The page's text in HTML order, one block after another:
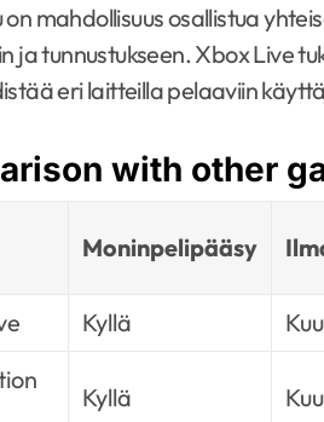
on mahdollisuus osallistua
ja tunnustukseen. Xbox Live
eri laitteilla pelaaviin
with other
Moninpelipääsy
Kyllä
Kyllä